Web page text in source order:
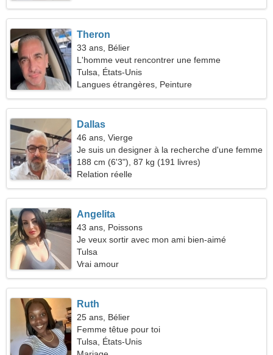
Theron
33 ans, Bélier
L'homme veut rencontrer une femme
Tulsa, États-Unis
Langues étrangères, Peinture
Dallas
46 ans, Vierge
Je suis un designer à la recherche d'une femme
pleine d'esprit
188 cm (6'3"), 87 kg (191 livres)
Relation réelle
Angelita
43 ans, Poissons
Je veux sortir avec mon ami bien-aimé
Tulsa
Vrai amour
Ruth
25 ans, Bélier
Femme têtue pour toi
Tulsa, États-Unis